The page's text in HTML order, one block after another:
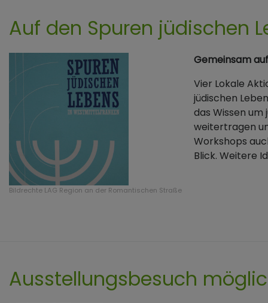
Auf den Spuren jüdischen
Bildrechte LAG Region an der Romantischen Straße
Gemeinsam
Vier Lokale
jüdischen
das Wissen
weitertragen
Workshops
Blick. Weitere
Ausstellungsbesuch